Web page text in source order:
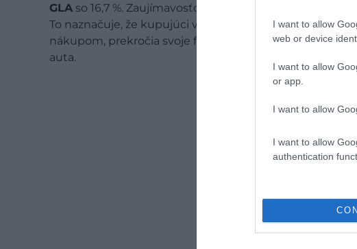
I want to allow
web or device
I want to allow
or app.
I want to allow
I want to allow
authentication
GLA so 16,7 %. Zaujímavosťou je, že všetky vozidlá v
To naznačuje, že kupujúci v prémiovom segmente buď
nákupom, prekročia svoje finančné možnosti, alebo sú
auta.